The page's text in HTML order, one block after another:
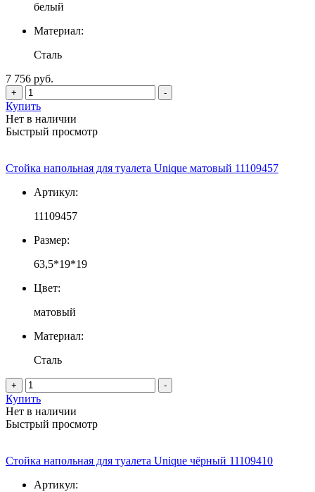
белый
Материал:
Сталь
7 756 руб.
+ -
Купить
Нет в наличии
Быстрый просмотр
Стойка напольная для туалета Unique матовый 11109457
Артикул:
11109457
Размер:
63,5*19*19
Цвет:
матовый
Материал:
Сталь
+ -
Купить
Нет в наличии
Быстрый просмотр
Стойка напольная для туалета Unique чёрный 11109410
Артикул: